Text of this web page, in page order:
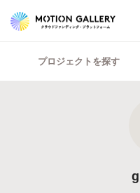
プロジェクトを探す